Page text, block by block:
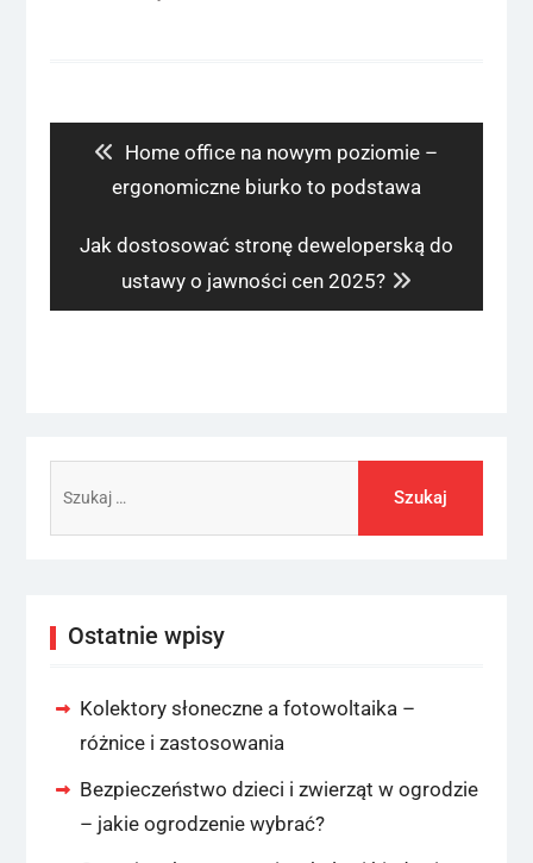
Previous
post:
Home office na nowym poziomie –
ergonomiczne biurko to podstawa
Next
post:
Jak dostosować stronę deweloperską do
ustawy o jawności cen 2025?
Ostatnie wpisy
Kolektory słoneczne a fotowoltaika –
różnice i zastosowania
Bezpieczeństwo dzieci i zwierząt w ogrodzie
– jakie ogrodzenie wybrać?